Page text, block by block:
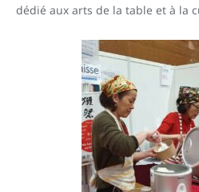
dédié aux arts de la table et à la